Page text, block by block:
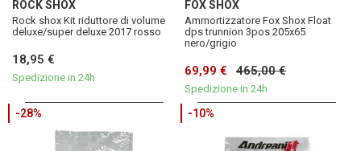
ROCK SHOX
Rock shox Kit riduttore di volume
deluxe/super deluxe 2017 rosso
18,95 €
Spedizione in 24h
FOX SHOX
Ammortizzatore Fox Shox Float
dps trunnion 3pos 205x65
nero/grigio
69,99 € 465,00 €
Spedizione in 24h
-28% -10%